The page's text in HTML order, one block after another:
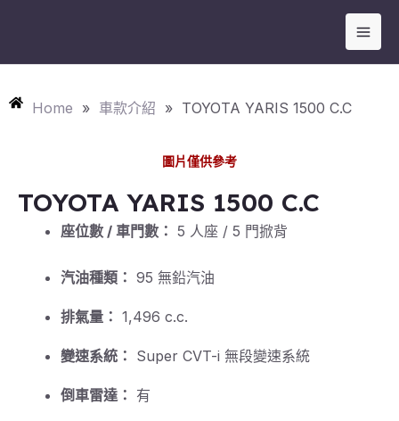
主
內
Home » 車款介紹 » TOYOTA YARIS 1500 C.C
圖片僅供參考
TOYOTA YARIS 1500 C.C
座位數 / 車門數： 5 人座 / 5 門掀背
汽油種類： 95 無鉛汽油
排氣量： 1,496 c.c.
變速系統： Super CVT-i 無段變速系統
倒車雷達： 有